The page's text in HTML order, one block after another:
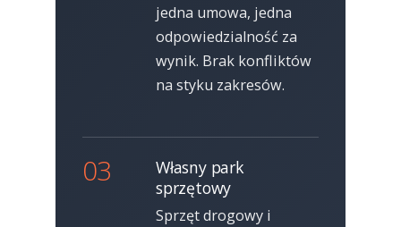
jedna umowa, jedna
odpowiedzialność za
wynik. Brak konfliktów
na styku zakresów.
03
Własny park
sprzętowy
Sprzęt drogowy i